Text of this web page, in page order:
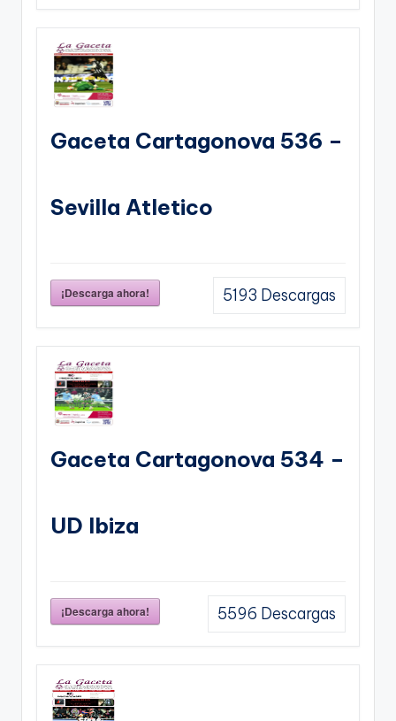
Gaceta Cartagonova 536 –
Sevilla Atletico
¡Descarga ahora! 5193 Descargas
Gaceta Cartagonova 534 –
UD Ibiza
¡Descarga ahora! 5596 Descargas